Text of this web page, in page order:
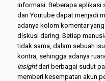
informasi. Beberapa aplikasi
dan Youtube dapat menjadi
adanya kolom komentar
diskusi daring. Setiap
tidak sama, dalam sebuah
kontra, sehingga adanya
insightdari berbagai sudut
memberi kesempatan akun